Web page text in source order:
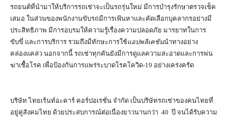
รถยนต์ที่นำมาให้บริการรถเช่าจะเป็นรถรุ่นใหม่ มีการบำรุงรักษาตรวจเช็ค
เสมอ ในส่วนของพนักงานขับรถมีการเฟ้นหาและคัดเลือกบุคลากรอย่างมี
ประสิทธิภาพ มีการอบรมให้ความรู้เรื่องความปลอดภัย มารยาทในการ
ขับขี่ และการบริการ รวมถึงมีทักษะการใช้แอปพลิเคชันนำทางอย่าง
คล่องแคล่ว นอกจากนี้ รถเช่าทุกคันยังมีการดูแลความสะอาดและการพ่น
ฆ่าเชื้อโรค เพื่อป้องกันการแพร่ระบาดโรคโควิด-19 อย่างเคร่งครัด
บริษัท ไทยเร้นท์อะคาร์ คอร์ปอเรชั่น จำกัด เป็นบริษัทรถเช่าของคนไทยที่
อยู่คู่สังคมไทย ด้วยประสบการณ์ต่อเนื่องยาวนานกว่า 40 ปี จนได้รับความ